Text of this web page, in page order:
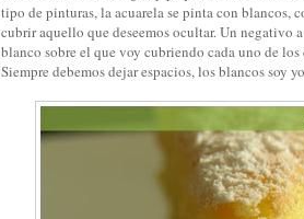
tipo de pinturas, la acuarela se pinta con blancos,
cubrir aquello que deseemos ocultar. Un negativo
blanco sobre el que voy cubriendo cada uno de los
Siempre debemos dejar espacios, los blancos soy